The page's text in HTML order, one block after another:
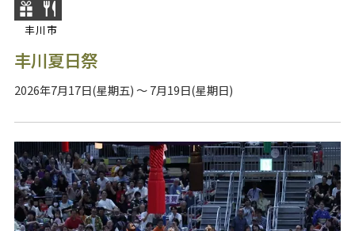
丰川市
丰川夏日祭
2026年7月17日(星期五) ～ 7月19日(星期日)